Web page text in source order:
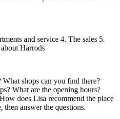
and service 4. The sales 5.
Harrods
shops can you find there?
What are the opening hours?
does Lisa recommend the place
answer the questions.